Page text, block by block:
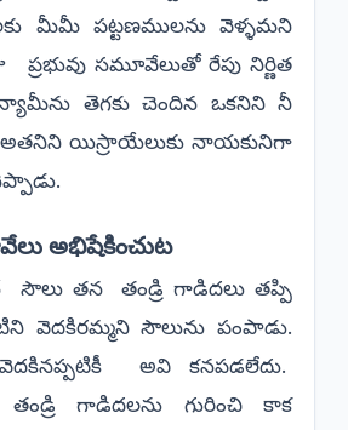
మీమీ పట్టణములను వెళ్ళమని
ప్రభువు సమూవేలుతో రేపు నిర్ణిత
తెగకు చెందిన ఒకనిని నీ
అతనిని యిస్రాయేలుకు నాయకునిగా
అభిషేకించుట
తన తండ్రి గాడిదలు తప్పి
వెదకిరమ్మని సౌలును పంపాడు.
అవి కనపడలేదు.
తండ్రి గాడిదలను గురించి కాక